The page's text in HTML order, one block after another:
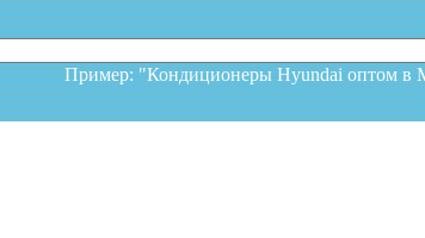
Пример: "Кондиционеры Hyundai